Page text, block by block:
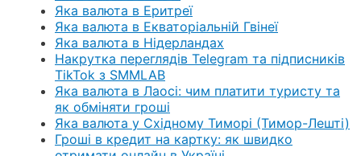
Яка валюта в Еритреї
Яка валюта в Екваторіальній Гвінеї
Яка валюта в Нідерландах
Накрутка переглядів Telegram та підписників
TikTok з SMMLAB
Яка валюта в Лаосі: чим платити туристу та
як обміняти гроші
Яка валюта у Східному Тиморі (Тимор-Лешті)
Гроші в кредит на картку: як швидко